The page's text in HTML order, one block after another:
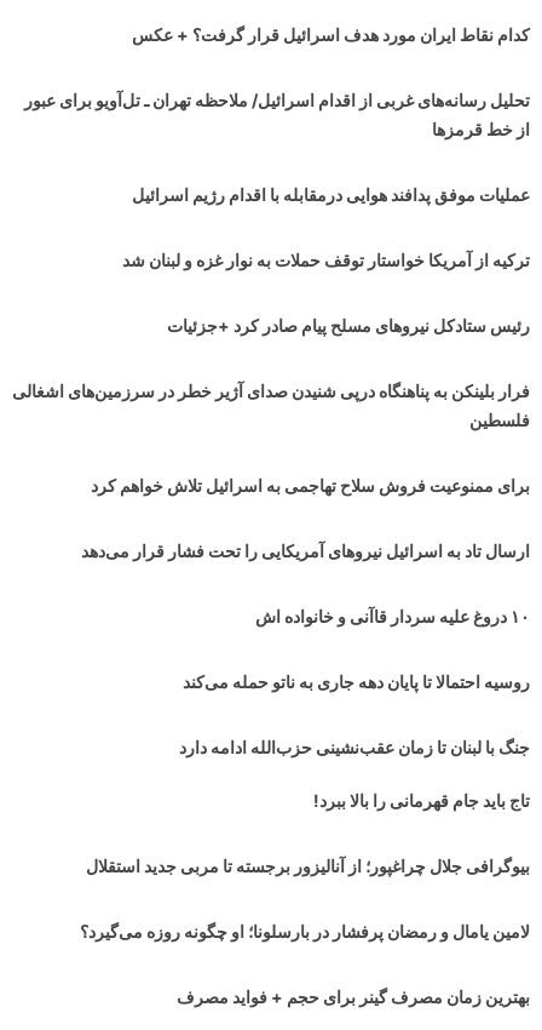
کدام نقاط ایران مورد هدف اسرائیل قرار گرفت؟ + عکس
تحلیل رسانه‌های غربی از اقدام اسرائیل/ ملاحظه تهران ـ تل‌آویو برای عبور
از خط قرمزها
عملیات موفق پدافند هوایی درمقابله با اقدام رژیم اسرائیل
ترکیه از آمریکا خواستار توقف حملات به نوار غزه و لبنان شد
رئیس ستادکل نیروهای مسلح پیام صادر کرد +جزئیات
فرار بلینکن به پناهنگاه درپی شنیدن صدای آژیر خطر در سرزمین‌های اشغالی
فلسطین
برای ممنوعیت فروش سلاح تهاجمی به اسرائیل تلاش خواهم کرد
ارسال تاد به اسرائیل نیروهای آمریکایی را تحت فشار قرار می‌دهد
۱۰ دروغ علیه سردار قاآنی و خانواده اش
روسیه احتمالا تا پایان دهه جاری به ناتو حمله می‌کند
جنگ با لبنان تا زمان عقب‌نشینی حزب‌الله ادامه دارد
تاج باید جام قهرمانی را بالا ببرد!
بیوگرافی جلال چراغپور؛ از آنالیزور برجسته تا مربی جدید استقلال
لامین یامال و رمضان پرفشار در بارسلونا؛ او چگونه روزه می‌گیرد؟
بهترین زمان مصرف گینر برای حجم + فواید مصرف